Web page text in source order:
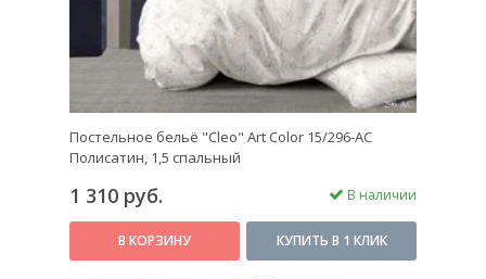
Постельное бельё "Cleo" Art Color 15/296-AC
Полисатин, 1,5 спальный
1 310 руб. В наличии
В КОРЗИНУ КУПИТЬ В 1 КЛИК